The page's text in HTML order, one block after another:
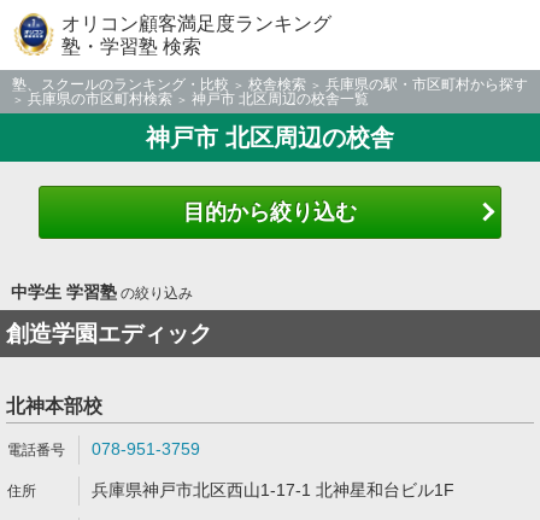
オリコン顧客満足度ランキング
塾・学習塾 検索
塾、スクールのランキング・比較 校舎検索
兵庫県の駅・市区町村から探す
兵庫県の市区町村検索
神戸市 北区周辺の校舎一覧
神戸市 北区周辺の校舎
目的から絞り込む
中学生 学習塾の絞り込み
創造学園エディック
北神本部校
078-951-3759
兵庫県神戸市北区西山1-17-1 北神星和台ビル1F